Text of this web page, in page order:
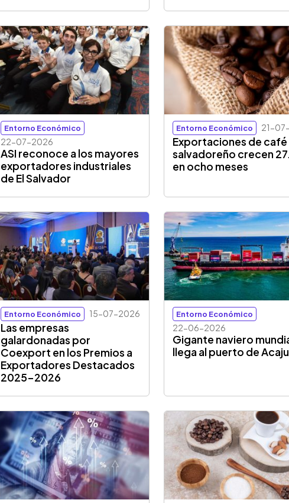
Entorno Económico
22-07-2026
ASI reconoce a los mayores
exportadores industriales
de El Salvador
Entorno Económico 21-
Exportaciones de café
salvadoreño crecen
en ocho meses
Entorno Económico 15-07-2026
Las empresas
galardonadas por
Coexport en los Premios a
Exportadores Destacados
2025-2026
Entorno Económico
22-06-2026
Gigante naviero
llega al puerto de